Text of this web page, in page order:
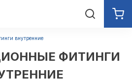
внутренние
ФИТИНГИ